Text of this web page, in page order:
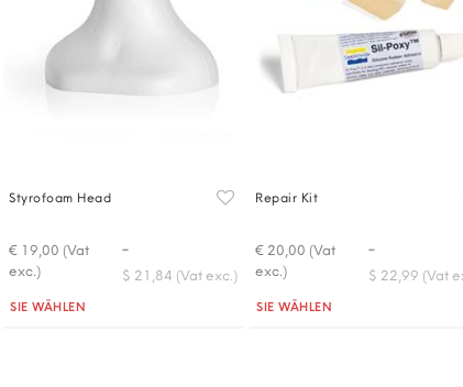
Styrofoam Head
€ 19,00 (Vat
exc.)
-
$ 21,84 (Vat exc.)
Quantità
SIE WÄHLEN
Repair Kit
€ 20,00 (Vat
exc.)
-
$ 22,99 (Vat
Quantità
SIE WÄHLEN